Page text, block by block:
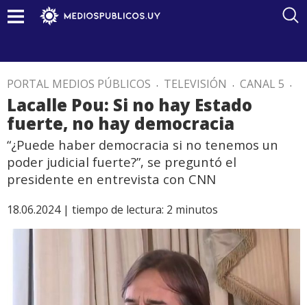
PORTAL MEDIOS PÚBLICOS . TELEVISIÓN . CANAL 5 .
Lacalle Pou: Si no hay Estado
fuerte, no hay democracia
“¿Puede haber democracia si no tenemos un
poder judicial fuerte?”, se preguntó el
presidente en entrevista con CNN
18.06.2024 | tiempo de lectura: 2 minutos